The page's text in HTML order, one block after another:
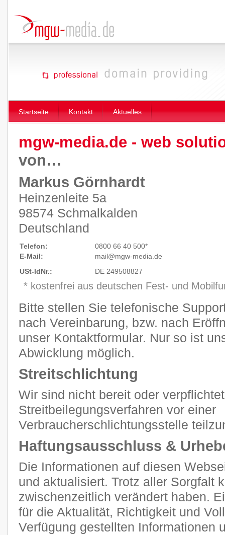
Startseite Kontakt Aktuelles
mgw-media.de - web
von…
Markus Görnhardt
Heinzenleite 5a
98574 Schmalkalden
Deutschland
Telefon:
0800 66 40 500*
E-Mail:
mail@mgw-media.de
USt-IdNr.:
DE 249508827
* kostenfrei aus deutschen Fest- und
Bitte stellen Sie telefonische
nach Vereinbarung, bzw. nach
unser Kontaktformular. Nur so ist
Abwicklung möglich.
Streitschlichtung
Wir sind nicht bereit oder
Streitbeilegungsverfahren vor einer
Verbraucherschlichtungsstelle
Haftungsausschluss &
Die Informationen auf diesen
und aktualisiert. Trotz aller Sorgfalt
zwischenzeitlich verändert haben.
für die Aktualität, Richtigkeit und
Verfügung gestellten Informationen